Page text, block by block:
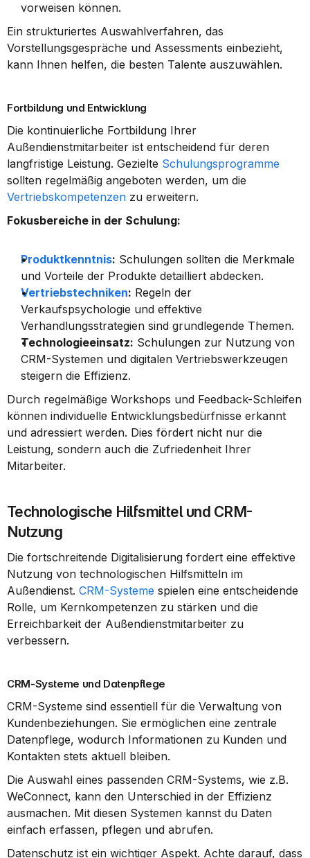
vorweisen können.
Ein strukturiertes Auswahlverfahren, das
Vorstellungsgespräche und Assessments einbezieht,
kann Ihnen helfen, die besten Talente auszuwählen.
Fortbildung und Entwicklung
Die kontinuierliche Fortbildung Ihrer
Außendienstmitarbeiter ist entscheidend für deren
langfristige Leistung. Gezielte Schulungsprogramme
Vertriebskompetenzen zu erweitern.
Fokusbereiche in der Schulung:
Produktkenntnis: Schulungen sollten die Merkmale
und Vorteile der Produkte detailliert abdecken.
Vertriebstechniken: Regeln der
Verkaufspsychologie und effektive
Verhandlungsstrategien sind grundlegende Themen.
Technologieeinsatz: Schulungen zur Nutzung von
CRM-Systemen und digitalen Vertriebswerkzeugen
steigern die Effizienz.
Durch regelmäßige Workshops und Feedback-Schleifen
können individuelle Entwicklungsbedürfnisse erkannt
und adressiert werden. Dies fördert nicht nur die
Leistung, sondern auch die Zufriedenheit Ihrer
Mitarbeiter.
Technologische Hilfsmittel und CRM-
Nutzung
Die fortschreitende Digitalisierung fordert eine effektive
Nutzung von technologischen Hilfsmitteln im
Außendienst. CRM-Systeme spielen eine entscheidende
Rolle, um Kernkompetenzen zu stärken und die
Erreichbarkeit der Außendienstmitarbeiter zu
verbessern.
CRM-Systeme und Datenpflege
CRM-Systeme sind essentiell für die Verwaltung von
Kundenbeziehungen. Sie ermöglichen eine zentrale
Datenpflege, wodurch Informationen zu Kunden und
Kontakten stets aktuell bleiben.
Die Auswahl eines passenden CRM-Systems, wie z.B.
WeConnect, kann den Unterschied in der Effizienz
ausmachen. Mit diesen Systemen kannst du Daten
einfach erfassen, pflegen und abrufen.
Datenschutz ist ein wichtiger Aspekt. Achte darauf, dass